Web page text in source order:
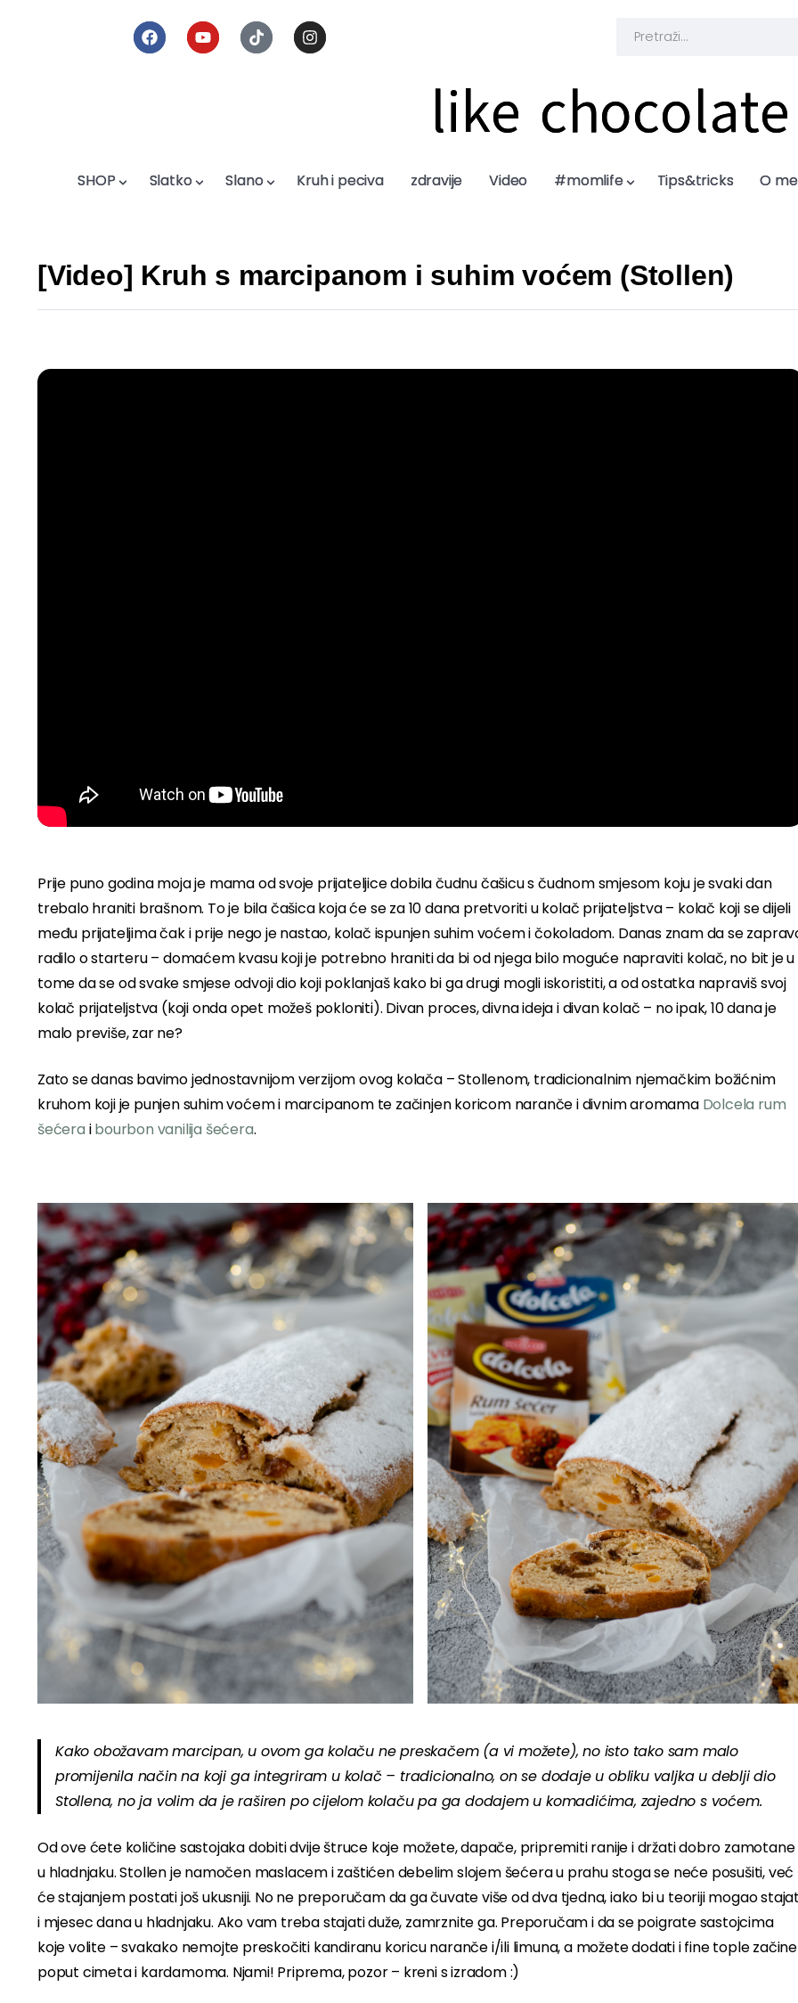
like chocolate
SHOP Slatko Slano Kruh i peciva zdravije Video #momlife Tips&tricks O
like chocolate
SHOP Slatko Slano Kruh i peciva zdravije Video #momlife Tips&tricks O
[Video] Kruh s marcipanom i suhim voćem (Stollen)
Prije puno godina moja je mama od svoje prijateljice dobila čudnu čašicu s čudnom smjesom koju je svaki dan
trebalo hraniti brašnom. To je bila čašica koja će se za 10 dana pretvoriti u kolač prijateljstva – kolač koji se dijeli
među prijateljima čak i prije nego je nastao, kolač ispunjen suhim voćem i čokoladom. Danas znam da se
radilo o starteru – domaćem kvasu koji je potrebno hraniti da bi od njega bilo moguće napraviti kolač, no bit je u
tome da se od svake smjese odvoji dio koji poklanjaš kako bi ga drugi mogli iskoristiti, a od ostatka napraviš svoj
kolač prijateljstva (koji onda opet možeš pokloniti). Divan proces, divna ideja i divan kolač – no ipak, 10 dana je
malo previše, zar ne?
Zato se danas bavimo jednostavnijom verzijom ovog kolača – Stollenom, tradicionalnim njemačkim božićnim
kruhom koji je punjen suhim voćem i marcipanom te začinjen koricom naranče i divnim aromama Dolcela rum
šećera ibourbon vanilija šećera.
Kako obožavam marcipan, u ovom ga kolaču ne preskačem (a vi možete), no isto tako sam malo
promijenila način na koji ga integriram u kolač – tradicionalno, on se dodaje u obliku valjka u deblji dio
Stollena, no ja volim da je raširen po cijelom kolaču pa ga dodajem u komadićima, zajedno s voćem.
Od ove ćete količine sastojaka dobiti dvije štruce koje možete, dapače, pripremiti ranije i držati dobro zamotane
u hladnjaku. Stollen je namočen maslacem i zaštićen debelim slojem šećera u prahu stoga se neće posušiti, već
će stajanjem postati još ukusniji. No ne preporučam da ga čuvate više od dva tjedna, iako bi u teoriji mogao
i mjesec dana u hladnjaku. Ako vam treba stajati duže, zamrznite ga. Preporučam i da se poigrate sastojcima
koje volite – svakako nemojte preskočiti kandiranu koricu naranče i/ili limuna, a možete dodati i fine tople začine
poput cimeta i kardamoma. Njami! Priprema, pozor – kreni s izradom :)